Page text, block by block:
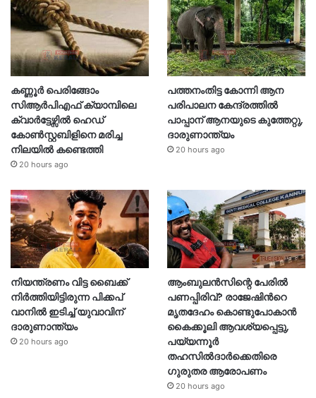
കണ്ണൂർ പെരിങ്ങോം
സിആർപിഎഫ് ക്യാമ്പിലെ
ക്വാർട്ടേഴ്സിൽ ഹെഡ്
കോൺസ്റ്റബിളിനെ മരിച്ച
നിലയിൽ കണ്ടെത്തി
20 hours ago
പത്തനംതിട്ട കോന്നി ആന
പരിപാലന കേന്ദ്രത്തിൽ
പാപ്പാന് ആനയുടെ കുത്തേറ്റു,
ദാരുണാന്ത്യം
20 hours ago
നിയന്ത്രണം വിട്ട ബൈക്ക്
നിർത്തിയിട്ടിരുന്ന പിക്കപ്
വാനിൽ ഇടിച്ച് യുവാവിന്
ദാരുണാന്ത്യം
20 hours ago
ആംബുലൻസിന്റെ പേരിൽ
പണപ്പിരിവ്? രാജേഷിന്‍റെ
മൃതദേഹം കൊണ്ടുപോകാൻ
കൈക്കൂലി ആവശ്യപ്പെട്ടു,
പയ്യന്നൂർ
തഹസിൽദാർക്കെതിരെ
ഗുരുതര ആരോപണം
20 hours ago